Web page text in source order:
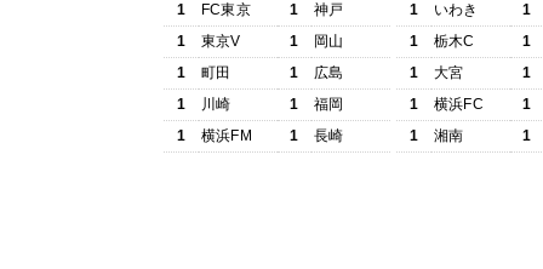
1
FC東京 1
神戸
1
東京V 1
岡山
1
町田 1
広島
1
川崎 1
福岡
1
横浜FM 1 長崎
1
いわき
1
1
栃木C
1
1
大宮
1
1
横浜FC
1
1
湘南 1